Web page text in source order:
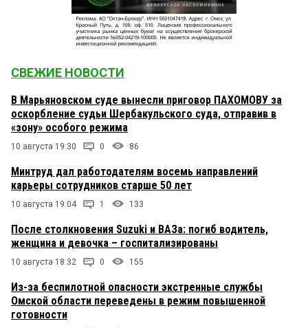
СВЕЖИЕ НОВОСТИ
В Марьяновском суде вынесли приговор ПАХОМОВУ за
оскорбление судьи Шербакульского суда, отправив в
«зону» особого режима
10 августа 19:30 0 86
Минтруд дал работодателям восемь направлений
карьеры сотрудников старше 50 лет
10 августа 19:04 1 133
После столкновения Suzuki и ВАЗа: погиб водитель,
женщина и девочка – госпитализированы
10 августа 18:32 0 155
Из-за беспилотной опасности экстренные службы
Омской области переведены в режим повышенной
готовности